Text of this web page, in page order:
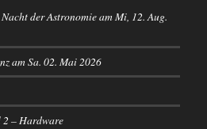
der Astronomie am Mi, 12. Aug.
am Sa. 02. Mai 2026
– Hardware